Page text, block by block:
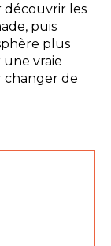
découvrir les
puis
plus
vraie
changer de